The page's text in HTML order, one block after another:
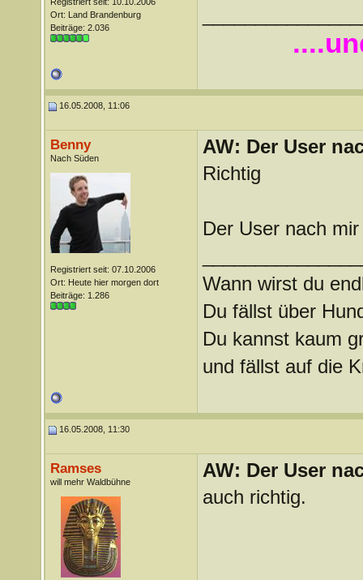
Ort: Land Brandenburg
Beiträge: 2.036
16.05.2008, 11:06
Benny
Nach Süden
Registriert seit: 07.10.2006
Ort: Heute hier morgen dort
Beiträge: 1.286
AW: Der User
Richtig
Der User nach
Wann wirst du
Du fällst über
Du kannst kaum
und fällst auf die
16.05.2008, 11:30
Ramses
will mehr Waldbühne
AW: Der User
auch richtig.